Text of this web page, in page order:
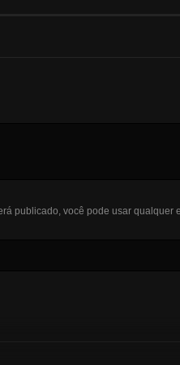
publicado, você pode usar qualquer